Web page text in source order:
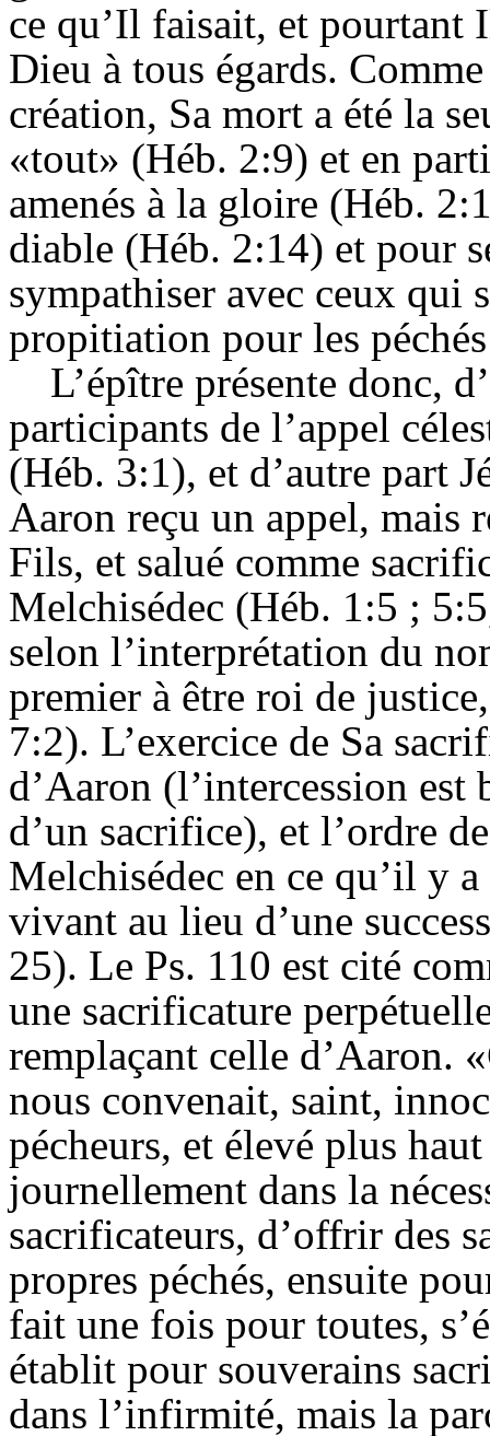
ce qu’Il faisait, et pourtant
Dieu à tous égards.
création, Sa mort a été la
«tout» (Héb. 2:9) et en
amenés à la gloire (Héb.
diable (Héb. 2:14) et pour
sympathiser avec ceux qui
propitiation pour les
L’épître présente donc,
participants de l’appel
(Héb. 3:1), et d’autre part
Aaron reçu un appel, mais
Fils, et salué comme
Melchisédec (Héb. 1:5 ;
selon l’interprétation du
premier à être roi de
7:2). L’exercice de Sa
d’Aaron (l’intercession est
d’un sacrifice), et l’ordre
Melchisédec en ce qu’il y
vivant au lieu d’une
25). Le Ps. 110 est cité
une sacrificature
remplaçant celle d’Aaron.
nous convenait, saint,
pécheurs, et élevé plus
journellement dans la
sacrificateurs, d’offrir des
propres péchés, ensuite
fait une fois pour toutes,
établit pour souverains
dans l’infirmité, mais la